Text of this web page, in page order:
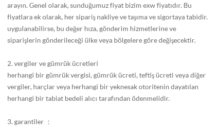
arayın. Genel olarak, sunduğumuz fiyat bizim exw fiyatıdır. Bu
fiyatlara ek olarak, her sipariş nakliye ve taşıma ve sigortaya tabidir.
uygulanabilirse, bu değer hıza, gönderim hizmetlerine ve
siparişlerin gönderileceği ülke veya bölgelere göre değişecektir.
2. vergiler ve gümrük ücretleri
herhangi bir gümrük vergisi, gümrük ücreti, teftiş ücreti veya diğer
vergiler, harçlar veya herhangi bir yeknesak otoritenin dayatılan
herhangi bir tabiat bedeli alıcı tarafından ödenmelidir.
3. garantiler ：